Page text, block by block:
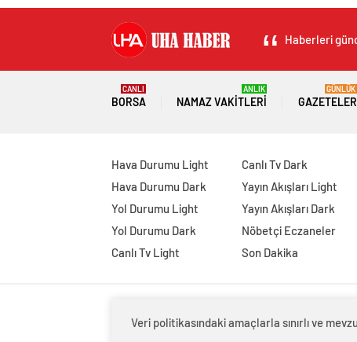
Haberleri
BORSA
CANLI
NAMAZ VAKITLERI
ANLIK
GAZETELER
GÜNLÜK
Hava Durumu Light
Hava Durumu Dark
Yol Durumu Light
Yol Durumu Dark
Canlı Tv Light
Canlı Tv Dark
Yayın Akışları Light
Yayın Akışları Dark
Nöbetçi Eczaneler
Son Dakika
Veri politikasındaki amaçlarla sınırlı ve